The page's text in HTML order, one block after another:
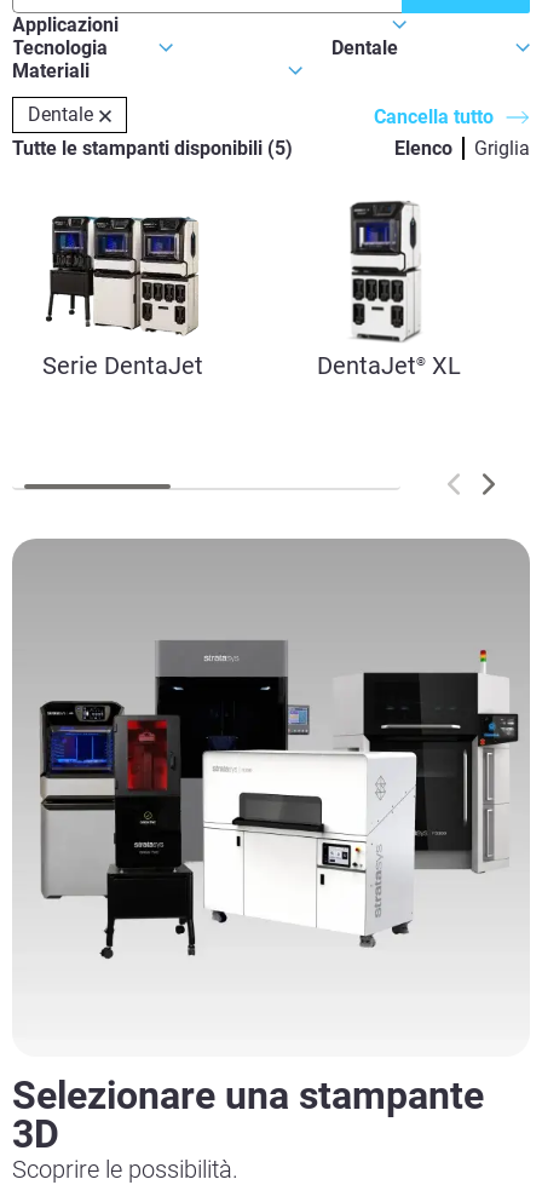
Tutte le stampanti disponibili (5)
Dentale
Cancella tutto
Elenco
Griglia
Serie DentaJet DentaJet®XL
Selezionare una stampante
3D
Scoprire le possibilità.